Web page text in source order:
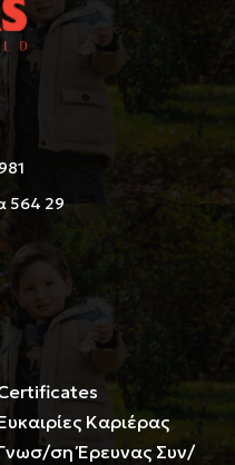
564 29
Καριέρας
ση Έρευνας Συν/